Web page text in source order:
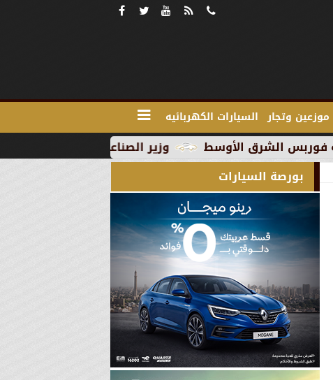
موزعين وتجار السيارات الكهربائيه
وزير الصناعة يبحث مع علماء وخبراء مصر
بورصة السيارات